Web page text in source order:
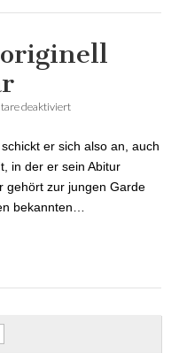
deaktiviert
er sich also an, auch
in der er sein Abitur
gehört zur jungen Garde
bekannten…